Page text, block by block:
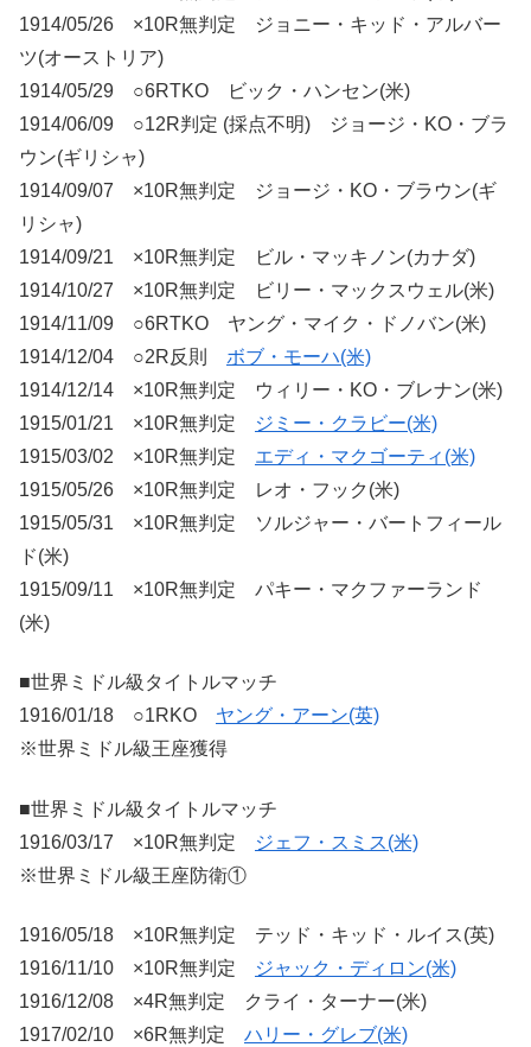
1914/05/26 ×10R無判定 ジョニー・キッド・アルバー
ツ(オーストリア)
1914/05/29 ○6RTKO ビック・ハンセン(米)
1914/06/09 ○12R判定 (採点不明) ジョージ・KO・ブラ
ウン(ギリシャ)
1914/09/07 ×10R無判定 ジョージ・KO・ブラウン(ギ
リシャ)
1914/09/21 ×10R無判定 ビル・マッキノン(カナダ)
1914/10/27 ×10R無判定 ビリー・マックスウェル(米)
1914/11/09 ○6RTKO ヤング・マイク・ドノバン(米)
1914/12/04 ○2R反則 ボブ・モーハ(米)
1914/12/14 ×10R無判定 ウィリー・KO・ブレナン(米)
1915/01/21 ×10R無判定
ジミー・クラビー(米)
1915/03/02 ×10R無判定 エディ・マクゴーティ(米)
1915/05/26 ×10R無判定 レオ・フック(米)
1915/05/31 ×10R無判定 ソルジャー・バートフィール
ド(米)
1915/09/11 ×10R無判定 パキー・マクファーランド
(米)
■世界ミドル級タイトルマッチ
1916/01/18 ○1RKO ヤング・アーン(英)
※世界ミドル級王座獲得
■世界ミドル級タイトルマッチ
1916/03/17 ×10R無判定
ジェフ・スミス(米)
※世界ミドル級王座防衛①
1916/05/18 ×10R無判定 テッド・キッド・ルイス(英)
1916/11/10 ×10R無判定
ジャック・ディロン(米)
1916/12/08 ×4R無判定 クライ・ターナー(米)
1917/02/10 ×6R無判定 ハリー・グレブ(米)